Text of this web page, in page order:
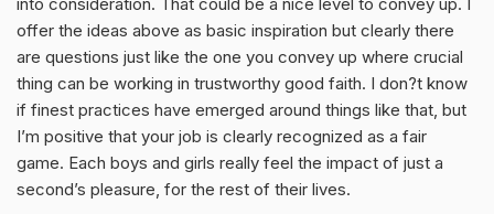
offer the ideas above as basic inspiration but clearly there
are questions just like the one you convey up where crucial
thing can be working in trustworthy good faith. I don?t know
if finest practices have emerged around things like that, but
I’m positive that your job is clearly recognized as a fair
game. Each boys and girls really feel the impact of just a
second’s pleasure, for the rest of their lives.